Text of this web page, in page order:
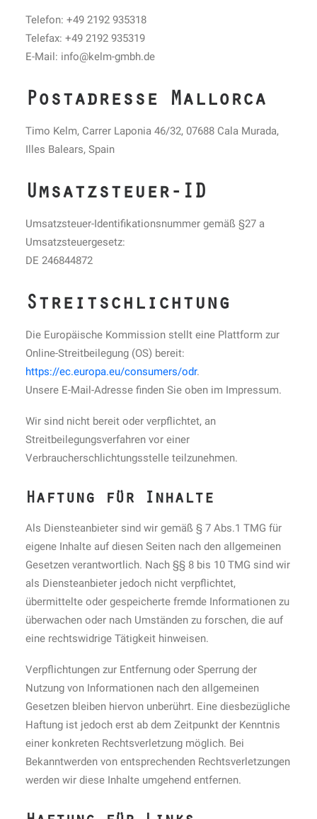
Telefon: +49 2192 935318
Telefax: +49 2192 935319
E-Mail: info@kelm-gmbh.de
Postadresse Mallorca
Timo Kelm, Carrer Laponia 46/32, 07688 Cala Murada,
Illes Balears, Spain
Umsatzsteuer-ID
Umsatzsteuer-Identifikationsnummer gemäß §27 a
Umsatzsteuergesetz:
DE 246844872
Streitschlichtung
Die Europäische Kommission stellt eine Plattform zur
Online-Streitbeilegung (OS) bereit:
https://ec.europa.eu/consumers/odr.
Unsere E-Mail-Adresse finden Sie oben im Impressum.
Wir sind nicht bereit oder verpflichtet, an
Streitbeilegungsverfahren vor einer
Verbraucherschlichtungsstelle teilzunehmen.
Haftung für Inhalte
Als Diensteanbieter sind wir gemäß § 7 Abs.1 TMG für
eigene Inhalte auf diesen Seiten nach den allgemeinen
Gesetzen verantwortlich. Nach §§ 8 bis 10 TMG sind wir
als Diensteanbieter jedoch nicht verpflichtet,
übermittelte oder gespeicherte fremde Informationen zu
überwachen oder nach Umständen zu forschen, die auf
eine rechtswidrige Tätigkeit hinweisen.
Verpflichtungen zur Entfernung oder Sperrung der
Nutzung von Informationen nach den allgemeinen
Gesetzen bleiben hiervon unberührt. Eine diesbezügliche
Haftung ist jedoch erst ab dem Zeitpunkt der Kenntnis
einer konkreten Rechtsverletzung möglich. Bei
Bekanntwerden von entsprechenden Rechtsverletzungen
werden wir diese Inhalte umgehend entfernen.